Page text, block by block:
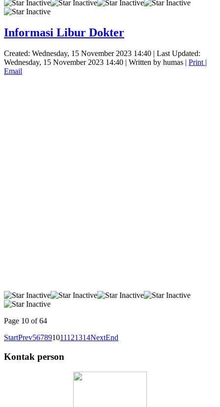
Informasi Libur Dokter
Created: Wednesday, 15 November 2023 14:40 | Last Updated:
Wednesday, 15 November 2023 14:40 | Written by humas | Print |
Email
Page 10 of 64
StartPrev567891011121314NextEnd
Kontak person